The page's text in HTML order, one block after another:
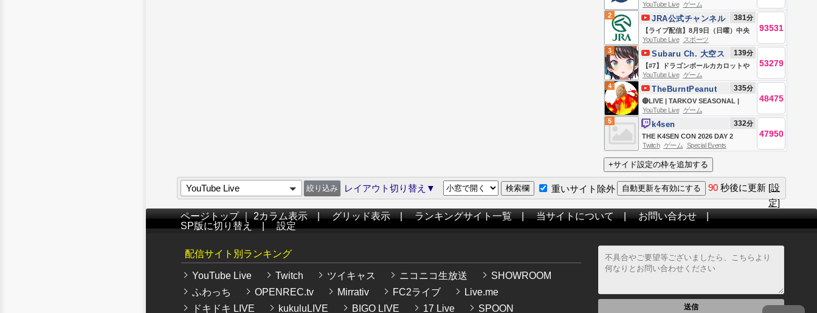
#にじ甲2026_Day2 】
YouTube Live ゲーム
2
【ライブ配信】8月9日（日曜）中央
競馬全レース中継（新潟・中京・札
幌）
JRA公式チャンネル 381分
93531
YouTube Live
スポーツ
3
【#7】ドラゴンボールカカロットや
るしゅばああああああああああああ
ああああああああああああああ
あ！！！！！！【ホロライブ/大空ス
バル】
Subaru Ch. 大空ス
バル
139分
53279
YouTube Live ゲーム
4
🔴LIVE | TARKOV SEASONAL |
DAY 6 | LABYRINTH + KORD
BREACH | HUTCHMF | SLUR
SATURDAY | #BUNGULATE
TheBurntPeanut 335分
48475
YouTube Live ゲーム
5
THE K4SEN CON 2026 DAY 2
k4sen 332分
47950
Twitch ゲーム Special Events
YouTube Live レイアウト切り替え▼ 重いサイト除外 90 秒後に更新 [設
定]
ページトップ｜2カラム表示|グリッド表示|ランキングサイト一覧|当サイトについて|お問い合わせ|
SP版に切り替え
設定
配信サイト別ランキング
YouTube Live Twitch ツイキャス ニコニコ生放送
SHOWROOM
ふわっち
OPENREC.tv Mirrativ FC2ライブ
Live.me
ドキドキ LIVE
kukuluLIVE BIGO LIVE 17 Live SPOON 送信